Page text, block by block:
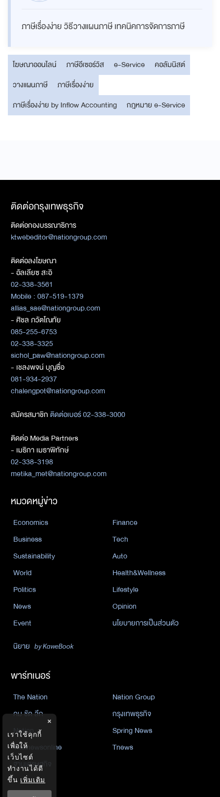
ภาษีเรื่องง่าย วิธีวางแผนภาษี เทคนิคการจัดการภาษี
โฆษณาออนไลน์ ภาษีอีเซอร์วิส e-Service
คอลัมนิสต์
วางแผนภาษี
ภาษีเรื่องง่าย
ภาษีเรื่องง่าย by Inflow Accounting
กฎหมาย e-Service
ติดต่อกรุงเทพธุรกิจ
ติดต่อกองบรรณาธิการ
ktwebeditor@nationgroup.com
ติดต่อลงโฆษณา
- อัลเลียซ สะอิ
02-338-3561
Mobile : 087-519-1379
allias_sae@nationgroup.com
- ศิชล ภวัตโณทัย
085-255-6753
02-338-3325
sichol_paw@nationgroup.com
- เชลงพจน์ บุญซื่อ
081-934-2937
chalengpot@nationgroup.com
สมัครสมาชิกติดต่อเบอร์ 02-338-3000
ติดต่อ Media Partners
- เมธิกา เมธาพิทักษ์
02-338-3198
metika_met@nationgroup.com
หมวดหมู่ข่าว
Economics
Finance
Business
Tech
Sustainability
Auto
World
Health&Wellness
Politics
Lifestyle
News
Opinion
Event
นโยบายการเป็นส่วนตัว
นิยาย by KaweBook
พาร์ทเนอร์
The Nation
Nation Group
คม ชัด ลึก
กรุงเทพธุรกิจ
Nation
Spring News
Thainewsonline
Tnews
ฐานเศรษฐกิจ
×
เราใช้คุกกี้
เพื่อให้
เว็บไซต์
ทำงานได้ดี
ขึ้น เพิ่มเติม